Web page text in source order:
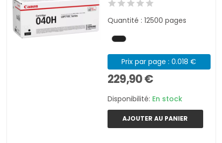
Quantité : 12500 pages
Prix par page : 0.018 €
229,90 €
Disponibilité: En stock
AJOUTER AU PANIER